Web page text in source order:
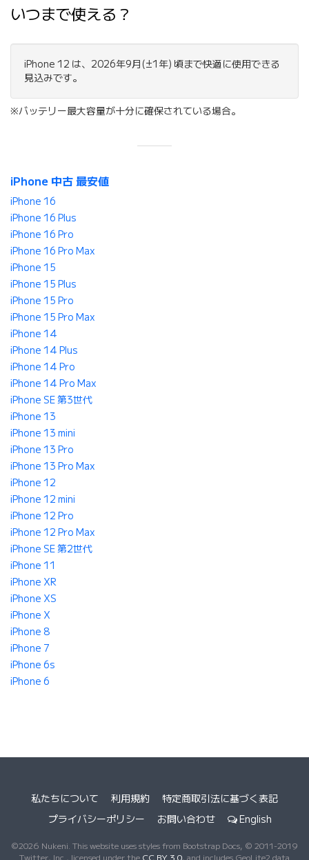
いつまで使える？
iPhone 12 は、2026年9月(±1年) 頃まで快適に使用できる
見込みです。
※バッテリー最大容量が十分に確保されている場合。
iPhone 中古 最安値
iPhone 16
iPhone 16 Plus
iPhone 16 Pro
iPhone 16 Pro Max
iPhone 15
iPhone 15 Plus
iPhone 15 Pro
iPhone 15 Pro Max
iPhone 14
iPhone 14 Plus
iPhone 14 Pro
iPhone 14 Pro Max
iPhone SE 第3世代
iPhone 13
iPhone 13 mini
iPhone 13 Pro
iPhone 13 Pro Max
iPhone 12
iPhone 12 mini
iPhone 12 Pro
iPhone 12 Pro Max
iPhone SE 第2世代
iPhone 11
iPhone XR
iPhone XS
iPhone X
iPhone 8
iPhone 7
iPhone 6s
iPhone 6
私たちについて 利用規約
特定商取引法に基づく表記
プライバシーポリシー
お問い合わせ English
©2026 Nukeni. This website uses styles from Bootstrap Docs, © 2011-2019
Twitter, Inc., licensed under the CC BY 3.0, and includes GeoLite2 data